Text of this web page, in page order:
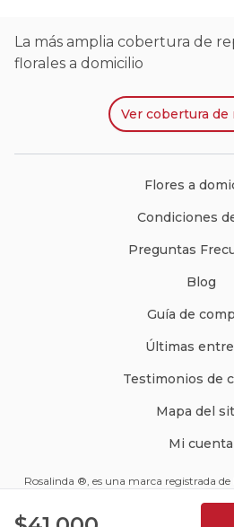
La más amplia cobertura de
florales a domicilio
Ver cobertura de
Flores a
Condiciones
Preguntas
Blog
Guía de
Últimas
Testimonios de
Mapa del
Mi cuenta
Rosalinda ®, es una marca registrada de
4.9